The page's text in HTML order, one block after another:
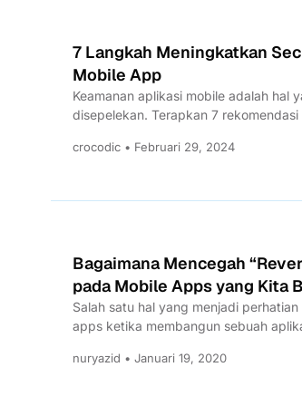
7 Langkah Meningkatkan
Mobile App
Keamanan aplikasi mobile adalah hal
disepelekan. Terapkan 7
crocodic • Februari 29, 2024
Bagaimana Mencegah
pada Mobile Apps yang Kita
Salah satu hal yang menjadi
apps ketika membangun sebuah
nuryazid • Januari 19, 2020